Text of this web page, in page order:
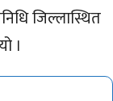
जिल्लास्थित
।